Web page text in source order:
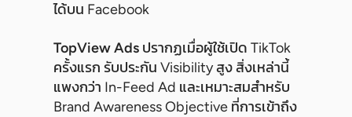
ได้บน Facebook
TopView Ads ปรากฏเมื่อผู้ใช้เปิด TikTok
ครั้งแรก รับประกัน Visibility สูง สิ่งเหล่านี้
แพงกว่า In-Feed Ad และเหมาะสมสำหรับ
Brand Awareness Objective ที่การเข้าถึง